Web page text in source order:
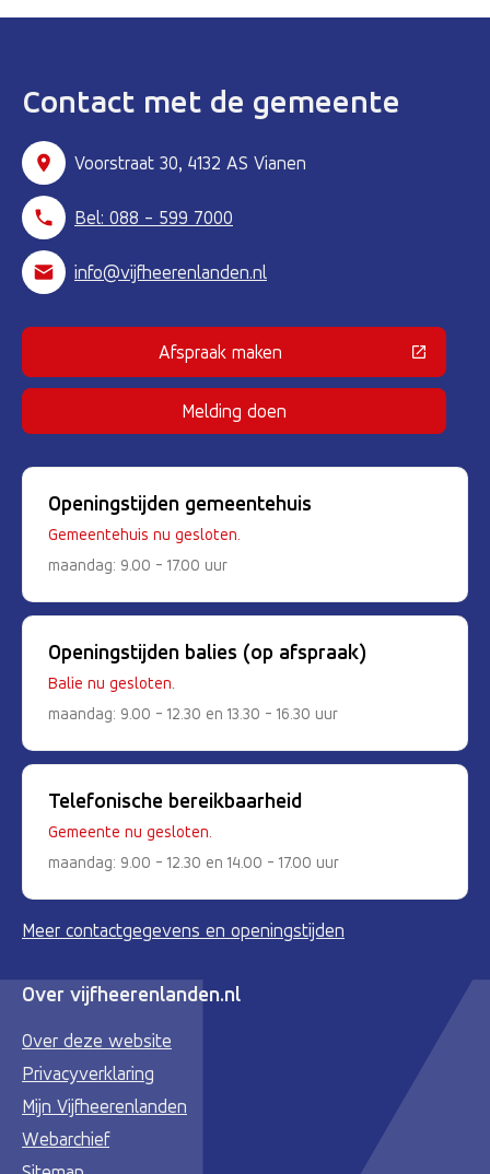
Contact met de gemeente
Voorstraat 30, 4132 AS Vianen
Bel: 088 - 599 7000
info@vijfheerenlanden.nl
Afspraak maken(Deze link gaat naar een externe
Melding doen
Openingstijden gemeentehuis
Gemeentehuis nu gesloten.
maandag: 9.00 - 17.00 uur
Openingstijden balies (op afspraak)
Balie nu gesloten.
maandag: 9.00 - 12.30 en 13.30 - 16.30 uur
Telefonische bereikbaarheid
Gemeente nu gesloten.
maandag: 9.00 - 12.30 en 14.00 - 17.00 uur
Meer contactgegevens en openingstijden
Over vijfheerenlanden.nl
Over deze website
Privacyverklaring
Mijn Vijfheerenlanden
Webarchief